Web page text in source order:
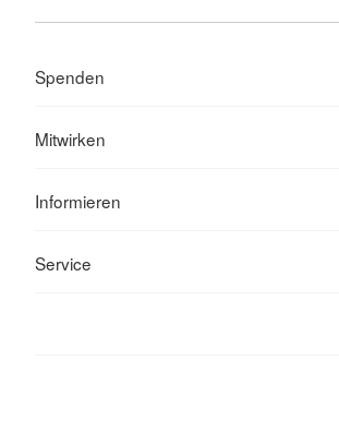
Spenden
Mitwirken
Informieren
Service